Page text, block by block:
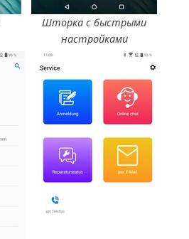
Шторка с быстрыми
настройками